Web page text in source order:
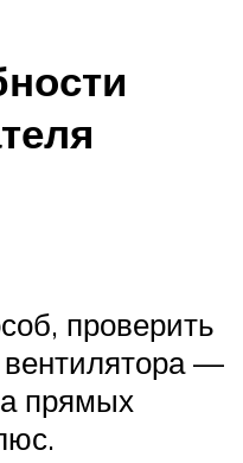
проверить
вентилятора —
прямых